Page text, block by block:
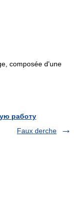
composée d'une
работу
Faux derche